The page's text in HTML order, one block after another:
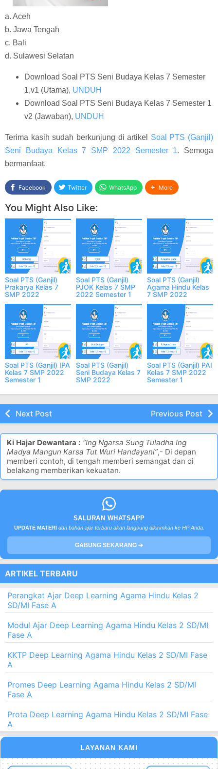
a. Aceh
b. Jawa Tengah
c. Bali
d. Sulawesi Selatan
Download Soal PTS Seni Budaya Kelas 7 Semester
1,v1 (Utama), UNDUH
Download Soal PTS Seni Budaya Kelas 7 Semester 1
v2 (Jawaban), UNDUH
Terima kasih sudah berkunjung di artikel Soal PTS (Ganjil)
Seni Budaya Kelas 7 SMP 2022 Semester 1. Semoga
bermanfaat.
Facebook Twitter WhatsApp More
You Might Also Like:
Soal PTS (Ganjil)
Prakarya Kelas 7
SMP 2022
Semester 1
Soal PTS (Ganjil)
PJOK Kelas 7 SMP
2022 Semester 1
Soal PTS (Ganjil)
Agama Hindu Kelas
7 SMP 2022
Semester 1
Soal PTS (Ganjil) IPA
Kelas 7 SMP 2022
Semester 1
Soal PTS (Ganjil)
Seni Budaya Kelas 7
SMP 2022
Soal PTS (Ganjil) PAI
Kelas 7 SMP 2022
Semester 1
Next Post Previous Post
Ki Hajar Dewantara : “Ing Ngarsa Sung Tuladha Ing
Madya Mangun Karsa Tut Wuri Handayani”,- Di depan
memberi contoh, di tengah memberi semangat dan di
belakang memberikan kekuatan.
SALURAN WHATSAPP
UPDATE MATERI dan bahan ajar terbaru akan langsung dikirimkan ke HP Anda.
GABUNG SEKARANG ➔
ARTIKEL TERBARU
Perangkat Ajar Deep Learning Agama Hindu Kelas 2
SD/MI Fase A
Modul Ajar Deep Learning Agama Hindu Kelas 2 SD/MI
Fase A
KKTP Deep Learning Agama Hindu Kelas 2 SD/MI Fase
A
Promes Deep Learning Agama Hindu Kelas 2 SD/MI
Fase A
Prota Deep Learning Agama Hindu Kelas 2 SD/MI Fase
A
LAYANAN KAMI